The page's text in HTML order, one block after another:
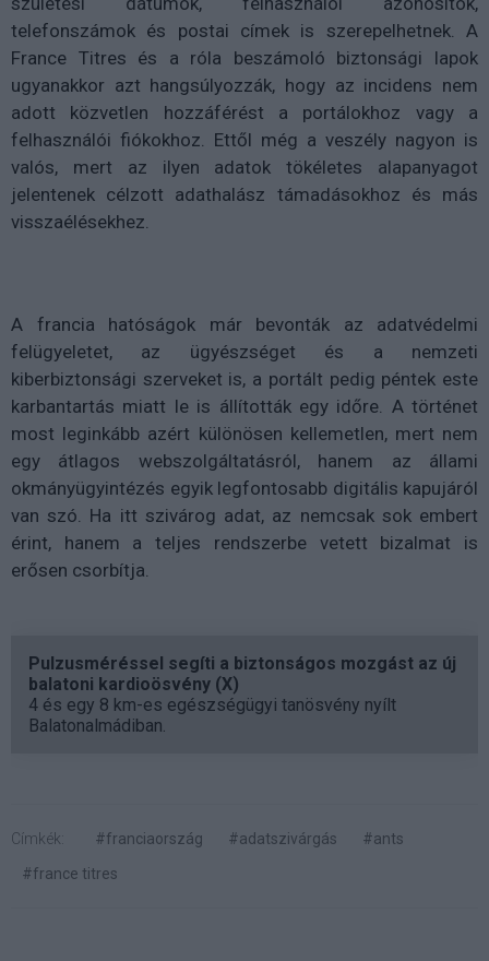
telefonszámok és postai címek is szerepelhetnek. A
France Titres és a róla beszámoló biztonsági lapok
ugyanakkor azt hangsúlyozzák, hogy az incidens nem
adott közvetlen hozzáférést a portálokhoz vagy a
felhasználói fiókokhoz. Ettől még a veszély nagyon is
valós, mert az ilyen adatok tökéletes alapanyagot
jelentenek célzott adathalász támadásokhoz és más
visszaélésekhez.
A francia hatóságok már bevonták az adatvédelmi
felügyeletet, az ügyészséget és a nemzeti
kiberbiztonsági szerveket is, a portált pedig péntek este
karbantartás miatt le is állították egy időre. A történet
most leginkább azért különösen kellemetlen, mert nem
egy átlagos webszolgáltatásról, hanem az állami
okmányügyintézés egyik legfontosabb digitális kapujáról
van szó. Ha itt szivárog adat, az nemcsak sok embert
érint, hanem a teljes rendszerbe vetett bizalmat is
erősen csorbítja.
Pulzusméréssel segíti a biztonságos mozgást az új
balatoni kardioösvény (X)
4 és egy 8 km-es egészségügyi tanösvény nyílt
Balatonalmádiban.
Címkék: #franciaország #adatszivárgás
#ants
#france titres